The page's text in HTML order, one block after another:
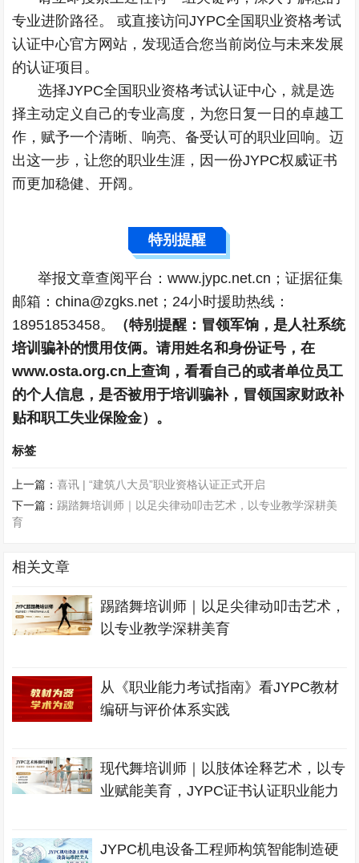
专业进阶路径。 或直接访问JYPC全国职业资格考试
认证中心官方网站，发现适合您当前岗位与未来发展
的认证项目。
选择JYPC全国职业资格考试认证中心，就是选
择主动定义自己的专业高度，为您日复一日的卓越工
作，赋予一个清晰、响亮、备受认可的职业回响。迈
出这一步，让您的职业生涯，因一份JYPC权威证书
而更加稳健、开阔。
特别提醒
举报文章查阅平台：www.jypc.net.cn；证据征集
邮箱：china@zgks.net；24小时援助热线：
18951853458。
（特别提醒：冒领军饷，是人社系统
培训骗补的惯用伎俩。请用姓名和身份证号，在
www.osta.org.cn上查询，看看自己的或者单位员工
的个人信息，是否被用于培训骗补，冒领国家财政补
贴和职工失业保险金）。
标签
上一篇：喜讯 | “建筑八大员”职业资格认证正式开启
下一篇： 踢踏舞培训师｜以足尖律动叩击艺术，以专业教学深耕美
育
相关文章
踢踏舞培训师｜以足尖律动叩击艺术，
以专业教学深耕美育
从《职业能力考试指南》看JYPC教材
编研与评价体系实践
现代舞培训师｜以肢体诠释艺术，以专
业赋能美育，JYPC证书认证职业能力
JYPC机电设备工程师构筑智能制造硬